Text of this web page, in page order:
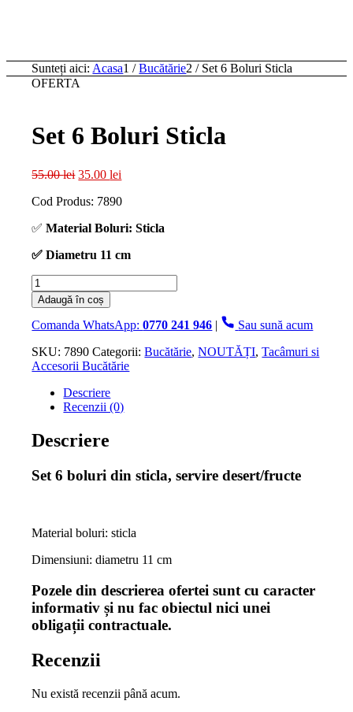
Sunteți aici: Acasa1 / Bucătărie2 / Set 6 Boluri Sticla
OFERTA
Set 6 Boluri Sticla
55.00lei Prețul
a
55.00 lei.
35.00lei
este:
Cod Produs: 7890
✅ Material Boluri: Sticla
✅ Diametru 11 cm
Cantitate
Set
6
Boluri
Adaugă în coș
Comanda WhatsApp:0770 241 946
Sau sună acum
SKU: 7890 Categorii:Bucătărie,NOUTĂȚI,Tacâmuri si
Accesorii Bucătărie
Descriere
Recenzii (0)
Descriere
Set 6 boluri din sticla, servire desert/fructe
Material boluri: sticla
Dimensiuni: diametru 11 cm
Pozele din descrierea ofertei sunt cu caracter
informativ și nu fac obiectul nici unei
obligații contractuale.
Recenzii
Nu există recenzii până acum.